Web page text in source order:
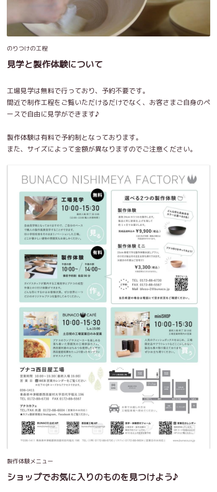
のりつけの工程
見学と製作体験について
工場見学は無料で行っており、予約不要です。
間近で制作工程をご覧いただけるだけでなく、お客さまご自身のペ
ースで自由に見学ができます♪
製作体験は有料で予約制となっております。
また、サイズによって金額が異なりますのでご注意ください。
製作体験メニュー
ショップでお気に入りのものを見つけよう♪